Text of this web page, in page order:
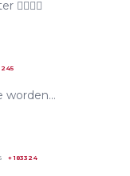
+183324